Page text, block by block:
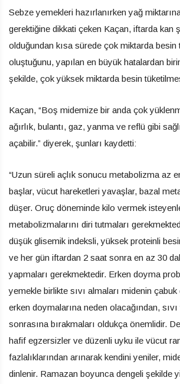
Sebze yemekleri hazırlanırken yağ
gerektiğine dikkati çeken Kaçan, iftarda kan
olduğundan kısa sürede çok miktarda besin
oluştuğunu, yapılan en büyük hatalardan
şekilde, çok yüksek miktarda besin
Kaçan, “Boş midemize bir anda çok
ağırlık, bulantı, gaz, yanma ve reflü gibi
açabilir.” diyerek, şunları kaydetti:
“Uzun süreli açlık sonucu metabolizma az
başlar, vücut hareketleri yavaşlar, bazal
düşer. Oruç döneminde kilo vermek
metabolizmalarını diri tutmaları
düşük glisemik indeksli, yüksek proteinli
ve her gün iftardan 2 saat sonra en az 30
yapmaları gerekmektedir. Erken doyma
yemekle birlikte sıvı almaları midenin
erken doymalarına neden olacağından,
sonrasına bırakmaları oldukça önemlidir.
hafif egzersizler ve düzenli uyku ile vücut
fazlalıklarından arınarak kendini yeniler,
dinlenir. Ramazan boyunca dengeli şekilde